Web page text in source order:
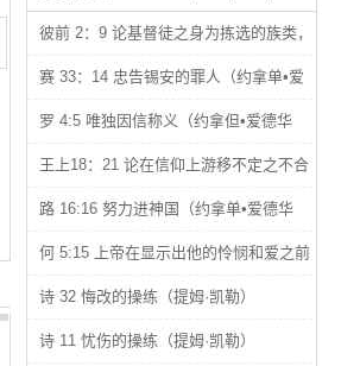
彼前 2：9 论基督徒之身为拣选的族类，
君尊的祭司，圣洁的国度和属神的子民
（约拿单•爱德华兹）
赛 33：14 忠告锡安的罪人（约拿单•爱
德华兹）
罗 4:5 唯独因信称义（约拿但•爱德华
兹）
王上18：21 论在信仰上游移不定之不合
理性（约拿单•爱德华兹）
路 16:16 努力进神国（约拿单•爱德华
兹）
何 5:15 上帝在显示出他的怜悯和爱之前
总是让人感觉到他们的悲惨处境（约拿单•
爱德华兹）
诗 32 悔改的操练（提姆·凯勒）
诗 11 忧伤的操练（提姆·凯勒）